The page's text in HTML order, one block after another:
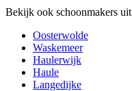
Bekijk ook schoonmakers uit
Oosterwolde
Waskemeer
Haulerwijk
Haule
Langedijke